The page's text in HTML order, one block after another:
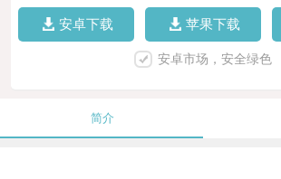
安卓下载 苹果下载
安卓市场，安全绿色
简介